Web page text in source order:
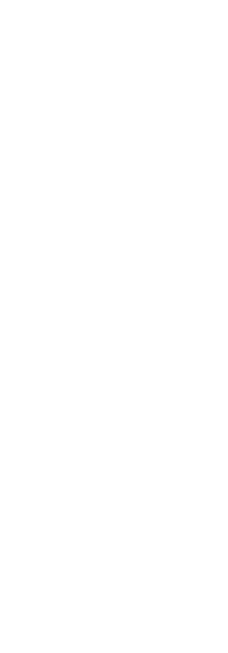
提供させていただ
ご了承ください。
とをご了承くださ
制御機器販売店・
さい。
いようお願いしま
ーズにご登録され
当社の共同利用者
ことをご了承くだ
囲」に記載されて
品です。
はありません。
を得ず変更すること
(PBDE) 1000ppm以下、
のではありません。
製品に未対応品が
ル類) : 1000ppm、
) : 1000ppm、
ぼさない年数を意
規制貨物等」とい
引許可)を取得する
にこれらの製造装
者に通知します。
は、取り引きをい
のオムロン制御